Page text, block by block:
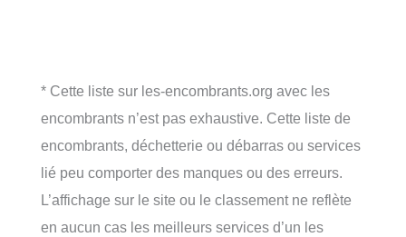
* Cette liste sur les-encombrants.org avec les
encombrants n’est pas exhaustive. Cette liste de
encombrants, déchetterie ou débarras ou services
lié peu comporter des manques ou des erreurs.
L’affichage sur le site ou le classement ne reflète
en aucun cas les meilleurs services d’un les